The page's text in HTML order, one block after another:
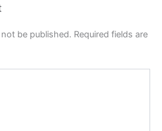
be published. Required fields are